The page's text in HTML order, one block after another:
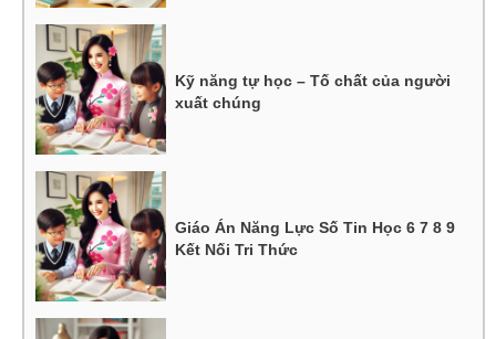
Kỹ năng tự học – Tố chất của người
xuất chúng
Giáo Án Năng Lực Số Tin Học 6 7 8 9
Kết Nối Tri Thức